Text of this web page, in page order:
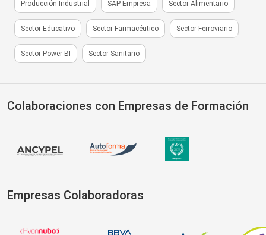
Producción Industrial SAP Empresa Sector Alimentario
Sector Educativo Sector Farmacéutico Sector Ferroviario
Sector Power BI Sector Sanitario
Colaboraciones con Empresas de Formación
Empresas Colaboradoras